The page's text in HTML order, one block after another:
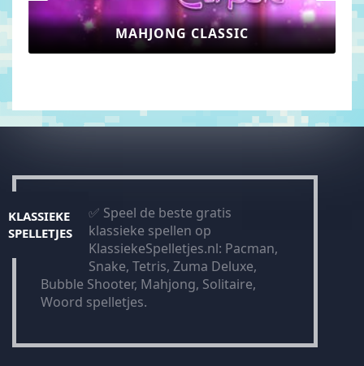
MAHJONG CLASSIC
KLASSIEKE
SPELLETJES
✅ Speel de beste gratis
klassieke spellen op
KlassiekeSpelletjes.nl: Pacman,
Snake, Tetris, Zuma Deluxe,
Bubble Shooter, Mahjong, Solitaire,
Woord spelletjes.